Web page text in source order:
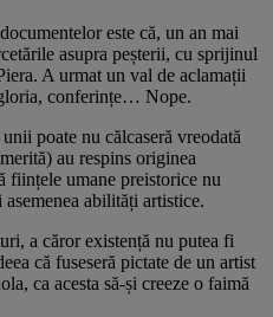
este că, un an mai
asupra peșterii, cu sprijinul
A urmat un val de aclamații
conferințe… Nope.
poate nu călcaseră vreodată
au respins originea
ființele umane preistorice nu
abilități artistice.
a căror existență nu putea fi
că fuseseră pictate de un artist
ca acesta să-și creeze o faimă